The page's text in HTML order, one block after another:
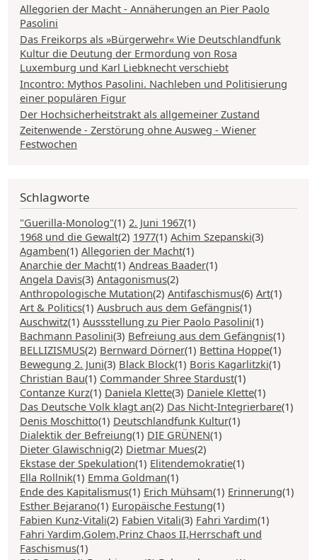
Allegorien der Macht - Annäherungen an Pier Paolo
Pasolini
Das Freikorps als »Bürgerwehr« Wie Deutschlandfunk
Kultur die Deutung der Ermordung von Rosa
Luxemburg und Karl Liebknecht verschiebt
Incontro: Mythos Pasolini. Nachleben und Politisierung
einer populären Figur
Der Hochsicherheitstrakt als allgemeiner Zustand
Zeitenwende - Zerstörung ohne Ausweg - Wiener
Festwochen
Schlagworte
"Guerilla-Monolog"(1) 2. Juni 1967(1)
1968 und die Gewalt(2) 1977(1) Achim Szepanski(3)
Agamben(1) Allegorien der Macht(1)
Anarchie der Macht(1) Andreas Baader(1)
Angela Davis(3) Antagonismus(2)
Anthropologische Mutation(2) Antifaschismus(6) Art(1)
Art & Politics(1) Ausbruch aus dem Gefängnis(1)
Auschwitz(1) Aussstellung zu Pier Paolo Pasolini(1)
Bachmann Pasolini(3) Befreiung aus dem Gefängnis(1)
BELLIZISMUS(2) Bernward Dörner(1) Bettina Hoppe(1)
Bewegung 2. Juni(3) Black Block(1) Boris Kagarlitzki(1)
Christian Bau(1) Commander Shree Stardust(1)
Contanze Kurz(1) Daniela Klette(3) Daniele Klette(1)
Das Deutsche Volk klagt an(2) Das Nicht-Integrierbare(1)
Denis Moschitto(1) Deutschlandfunk Kultur(1)
Dialektik der Befreiung(1) DIE GRÜNEN(1)
Dieter Glawischnig(2) Dietmar Mues(2)
Ekstase der Spekulation(1) Elitendemokratie(1)
Ella Rollnik(1) Emma Goldman(1)
Ende des Kapitalismus(1) Erich Mühsam(1) Erinnerung(1)
Esther Bejarano(1) Europäische Festung(1)
Fabien Kunz-Vitali(2) Fabien Vitali(3) Fahri Yardim(1)
Fahri Yardim,Golem,Prinz Chaos II,Herrschaft und
Faschismus(1)